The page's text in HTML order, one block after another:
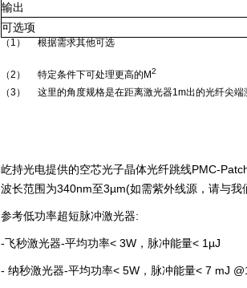
输出
可选项
（1） 根据需求其他可选
（2） 特定条件下可处理更高的 M2
（3） 这里的角度规格是在距离激光器1m出的光纤尖端
屹持光电提供的空芯光子晶体光纤跳线PMC-
波长范围为340nm至3µm(如需紫外线源，请与我
参考低功率超短脉冲激光器:
-飞秒激光器-平均功率< 3W，脉冲能量< 1µJ
- 纳秒激光器-平均功率< 5W，脉冲能量< 7 mJ